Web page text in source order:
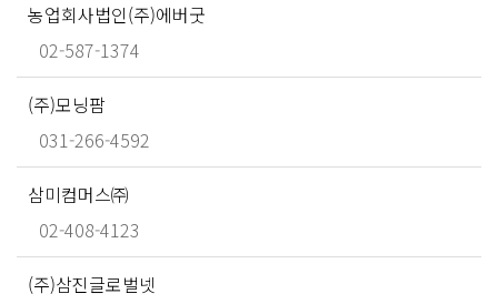
농업회사법인(주)에버굿
02-587-1374
(주)모닝팜
031-266-4592
삼미컴머스㈜
02-408-4123
(주)삼진글로벌넷